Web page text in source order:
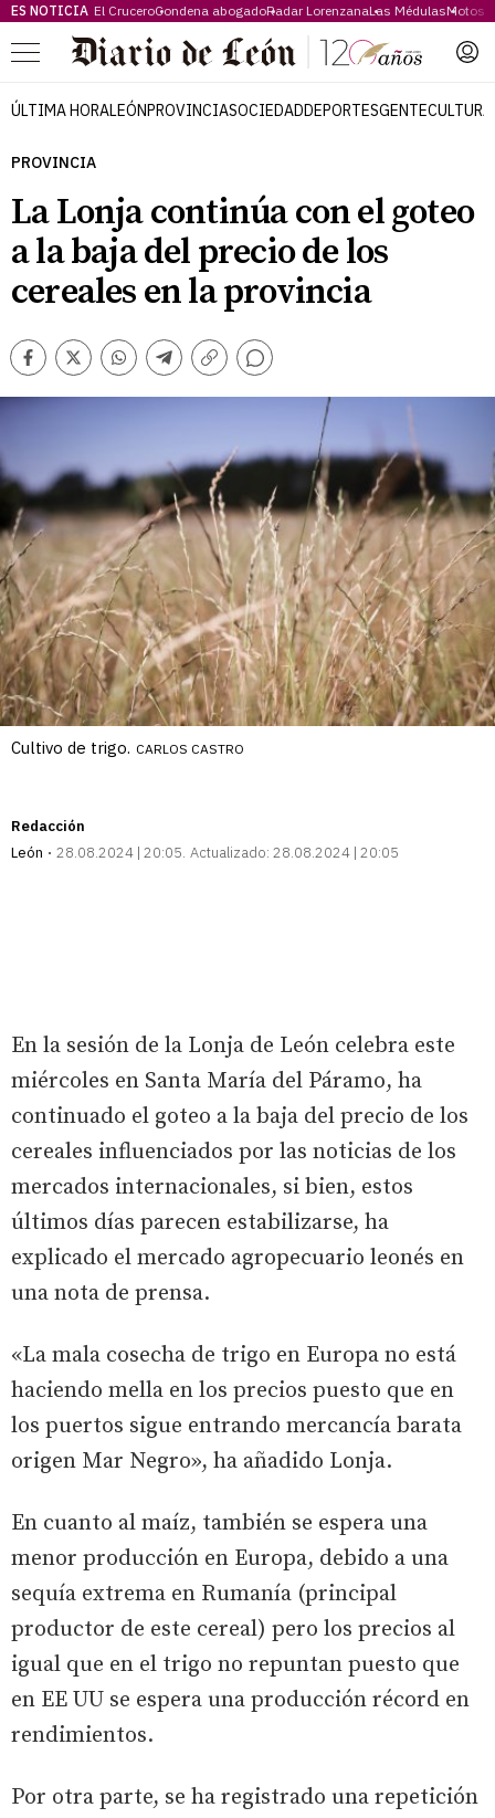
ES NOTICIA El CruceroCondena abogadoRadar LorenzanaLas MédulasMotos
Menú
ÚLTIMA HORALEÓNPROVINCIASOCIEDADDEPORTESGENTECULTURA
PROVINCIA
La Lonja continúa con el goteo
a la baja del precio de los
cereales en la provincia
Facebook
TwitterWhatsappTelegram
Copiar
Comentarios
Cultivo de trigo. CARLOS CASTRO
Redacción
León
28.08.2024 | 20:05 Actualizado: 28.08.2024 | 20:05
En la sesión de la Lonja de León celebra este
miércoles en Santa María del Páramo, ha
continuado el goteo a la baja del precio de los
cereales influenciados por las noticias de los
mercados internacionales, si bien, estos
últimos días parecen estabilizarse, ha
explicado el mercado agropecuario leonés en
una nota de prensa.
«La mala cosecha de trigo en Europa no está
haciendo mella en los precios puesto que en
los puertos sigue entrando mercancía barata
origen Mar Negro», ha añadido Lonja.
En cuanto al maíz, también se espera una
menor producción en Europa, debido a una
sequía extrema en Rumanía (principal
productor de este cereal) pero los precios al
igual que en el trigo no repuntan puesto que
en EE UU se espera una producción récord en
rendimientos.
Por otra parte, se ha registrado una repetición